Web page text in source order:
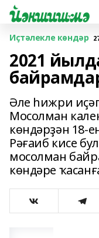
Иҫтәлекле көндәр
2021
Әле һижри
Мосолман
көндәрҙән 18-
Рәғаиб кисе
мосолман
көндәре